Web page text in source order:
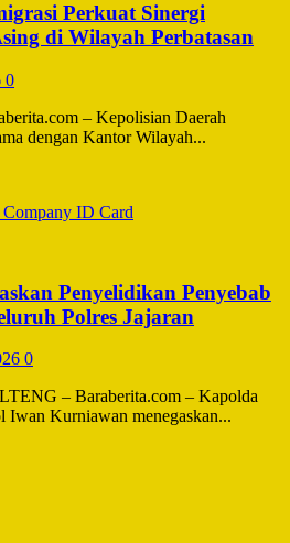
Perkuat Sinergi
di Wilayah Perbatasan
0
– Kepolisian Daerah
dengan Kantor Wilayah...
Penyelidikan Penyebab
Polres Jajaran
0
– Baraberita.com – Kapolda
Iwan Kurniawan menegaskan...